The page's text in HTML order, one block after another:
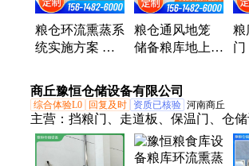
粮仓环流熏蒸系
统实施方案 粮
系统施工
粮仓通风地笼
储备粮库地上通
形 大小规格定
制
粮
门
商丘豫恒仓储设备有限公司
综合体验L0 回复及时 资质已核验 河南商丘
主营： 挡粮门、走道板、保温门、仓
蒸管道、粮库仓储风机、通风器、粮
备、通风地笼、粮库门窗、降温风机